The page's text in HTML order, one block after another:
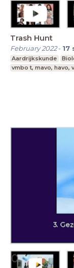
Trash Hunt
February 2022- 17
Aardrijkskunde
vmbo t, mavo, havo,